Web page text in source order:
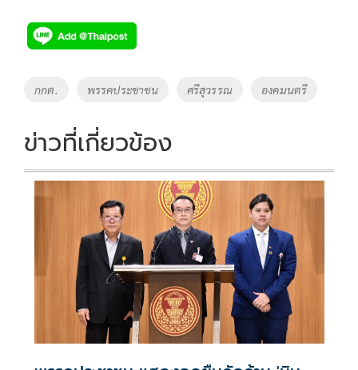
e
b
o
k
tt
er
p
y
Li
k
Tags
กกต. พรรคประชาชน ศรีสุวรรณ องคมนตรี
ข่าวที่เกี่ยวข้อง